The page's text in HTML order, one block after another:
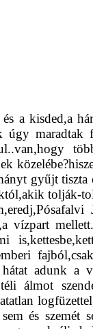
a kisded,a
úgy
gyűjt tiszta
tolják-
vízpart
hátat adunk a
álmot
és szemét